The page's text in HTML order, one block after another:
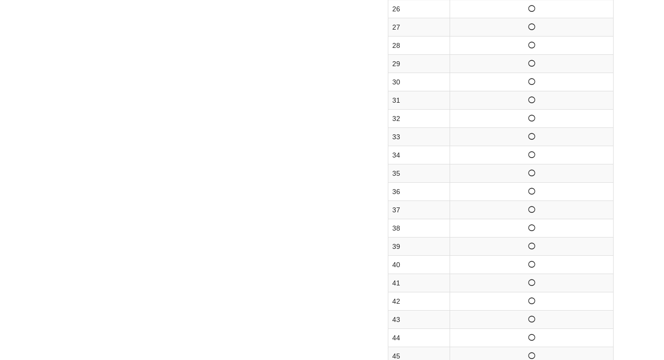
26 ◯
27 ◯
28 ◯
29 ◯
30 ◯
31 ◯
32 ◯
33 ◯
34 ◯
35 ◯
36 ◯
37 ◯
38 ◯
39 ◯
40 ◯
41 ◯
42 ◯
43 ◯
44 ◯
45 ◯